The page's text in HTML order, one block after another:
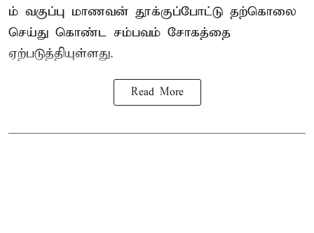
ம் வகுப்பு மாணவன் தூக்குப்போட்டு தற்கொலை
செய்து கொண்ட சம்பவம் சோகத்தை
ஏற்படுத்தியுள்ளது.
Read More